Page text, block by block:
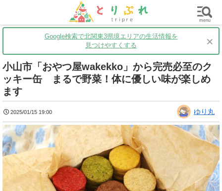
茨城 グルメ 買い物 子育て
Google検索で北関東3県境エリアの生活情報を
見つけやすくする
×
小山市「おやつ屋wakekko」から完売必至のク
ッキー缶 まるで野菜！体に優しい味が楽しめ
ます
2025/01/15 19:00 ゆり丸
menu